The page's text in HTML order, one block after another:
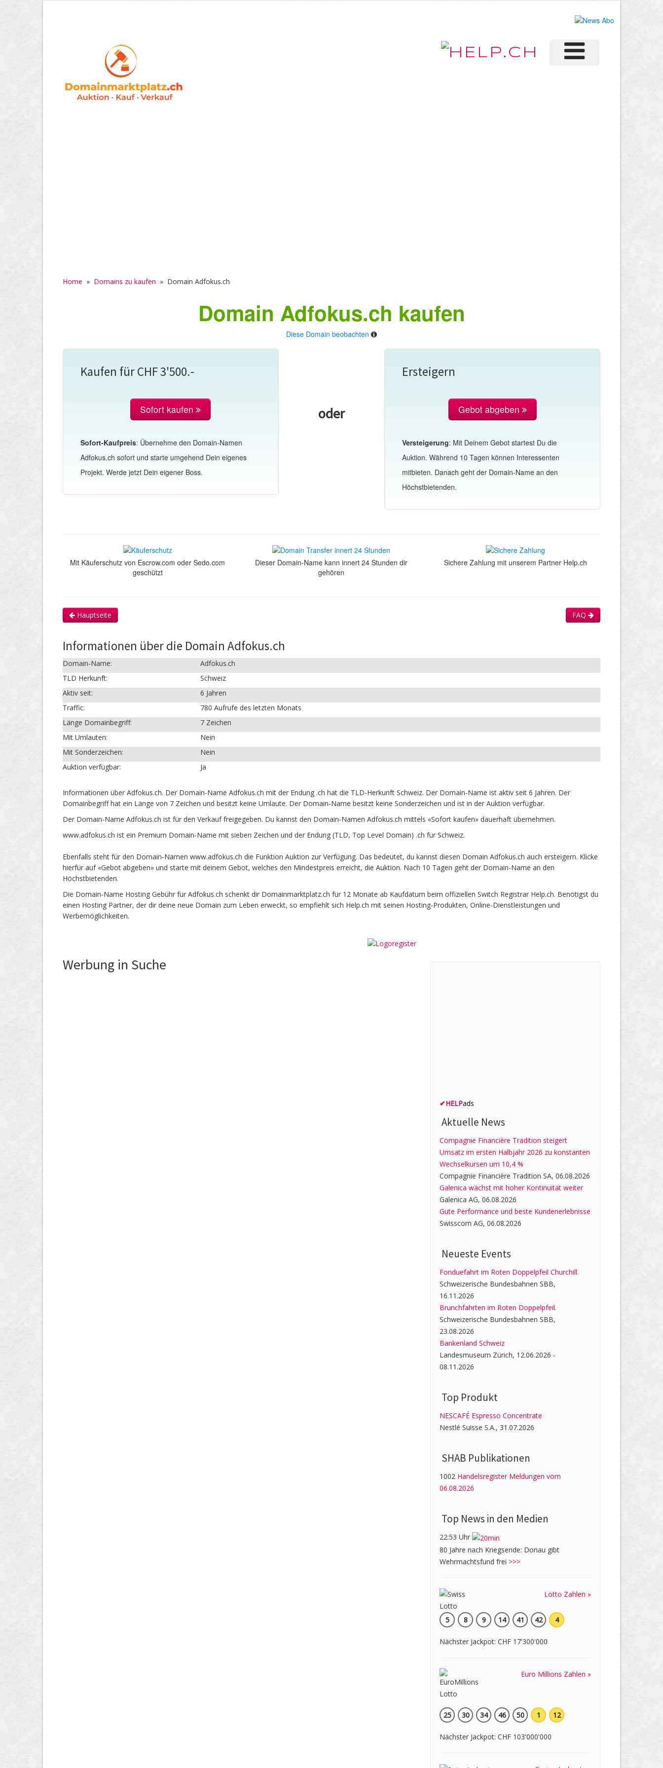
Home » Domains zu kaufen » Domain Adfokus.ch
Domain Adfokus.ch kaufen
Diese Domain beobachten
Kaufen für CHF 3'500.-
Sofort kaufen
Sofort-Kaufpreis: Übernehme den Domain-Namen
Adfokus.ch sofort und starte umgehend Dein eigenes
Projekt. Werde jetzt Dein eigener Boss.
oder
Ersteigern
Gebot abgeben
Versteigerung: Mit Deinem Gebot startest Du die
Auktion. Während 10 Tagen können Interessenten
mitbieten. Danach geht der Domain-Name an den
Höchstbietenden.
Mit Käuferschutz von Escrow.com oder Sedo.com
geschützt
Dieser Domain-Name kann innert 24 Stunden dir
gehören
Sichere Zahlung mit unserem Partner Help.ch
Hauptseite FAQ
Informationen über die Domain Adfokus.ch
Domain-Name:
Adfokus.ch
TLD Herkunft:
Schweiz
Aktiv seit:
6 Jahren
Traffic:
780 Aufrufe des letzten Monats
Länge Domainbegriff:
7 Zeichen
Mit Umlauten:
Nein
Mit Sonderzeichen:
Nein
Auktion verfügbar:
Ja
Informationen über Adfokus.ch. Der Domain-Name Adfokus.ch mit der Endung .ch hat die TLD-Herkunft Schweiz. Der Domain-Name ist aktiv seit 6 Jahren. Der
Domainbegriff hat ein Länge von 7 Zeichen und besitzt keine Umlaute. Der Domain-Name besitzt keine Sonderzeichen und ist in der Auktion verfügbar.
Der Domain-Name Adfokus.ch ist für den Verkauf freigegeben. Du kannst den Domain-Namen Adfokus.ch mittels «Sofort kaufen» dauerhaft übernehmen.
www.adfokus.ch ist ein Premium Domain-Name mit sieben Zeichen und der Endung (TLD, Top Level Domain) .ch für Schweiz.
Ebenfalls steht für den Domain-Namen www.adfokus.ch die Funktion Auktion zur Verfügung. Das bedeutet, du kannst diesen Domain Adfokus.ch auch ersteigern. Klicke
hierfür auf «Gebot abgeben» und starte mit deinem Gebot, welches den Mindestpreis erreicht, die Auktion. Nach 10 Tagen geht der Domain-Name an den
Höchstbietenden.
Die Domain-Name Hosting Gebühr für Adfokus.ch schenkt dir Domainmarktplatz.ch für 12 Monate ab Kaufdatum beim offiziellen Switch Registrar Help.ch. Benötigst du
einen Hosting Partner, der dir deine neue Domain zum Leben erweckt, so empfiehlt sich Help.ch mit seinen Hosting-Produkten, Online-Dienstleistungen und
Werbemöglichkeiten.
Werbung in Suche
✔HELPads
Aktuelle News
Compagnie Financière Tradition steigert
Umsatz im ersten Halbjahr 2026 zu konstanten
Wechselkursen um 10,4 %
Compagnie Financière Tradition SA, 06.08.2026
Galenica wächst mit hoher Kontinuität weiter
Galenica AG, 06.08.2026
Gute Performance und beste Kundenerlebnisse
Swisscom AG, 06.08.2026
Neueste Events
Fonduefahrt im Roten Doppelpfeil Churchill.
Schweizerische Bundesbahnen SBB,
16.11.2026
Brunchfahrten im Roten Doppelpfeil.
Schweizerische Bundesbahnen SBB,
23.08.2026
Bankenland Schweiz
Landesmuseum Zürich, 12.06.2026 -
08.11.2026
Top Produkt
NESCAFÉ Espresso Concentrate
Nestlé Suisse S.A., 31.07.2026
SHAB Publi­kati­onen
1002 Handelsregister Meldungen vom
06.08.2026
Top News in den Medien
22:53 Uhr
80 Jahre nach Kriegsende: Donau gibt
Wehrmachtsfund frei >>>
Lotto Zahlen »
5 8 9 14 41 42 4
Nächster Jackpot: CHF 17'300'000
Euro Millions Zahlen »
25 30 34 46 50 1 12
Nächster Jackpot: CHF 103'000'000